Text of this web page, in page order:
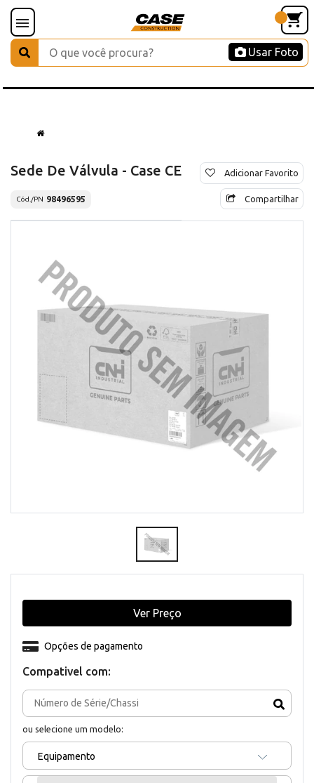
Usar Foto
Sede De Válvula - Case CE
Cód./PN 98496595
Adicionar Favorito
Compartilhar
Compativel com:
ou selecione um modelo:
Equipamento
Opções de pagamento
Ver Preço